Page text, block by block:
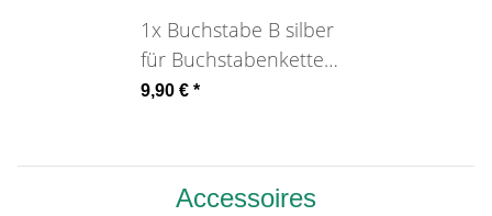
1x Buchstabe B silber
für Buchstabenkette
oder Armband
9,90 € *
Accessoires